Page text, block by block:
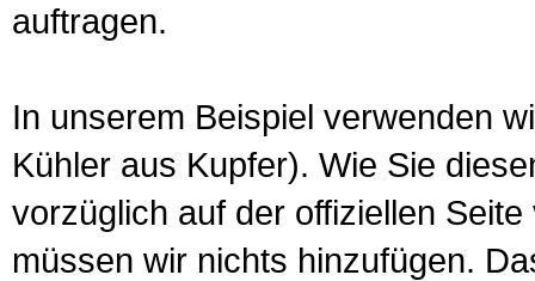
auftragen.
In unserem Beispiel verwenden
Kühler aus Kupfer). Wie Sie
vorzüglich auf der offiziellen
müssen wir nichts hinzufügen.